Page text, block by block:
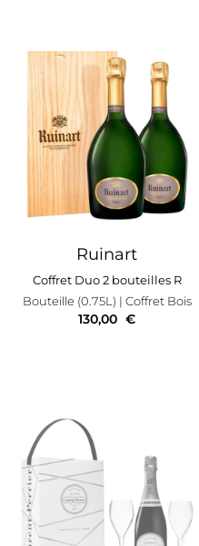
Ruinart
Coffret Duo 2 bouteilles R
Bouteille (0.75L) | Coffret Bois
130,00 €